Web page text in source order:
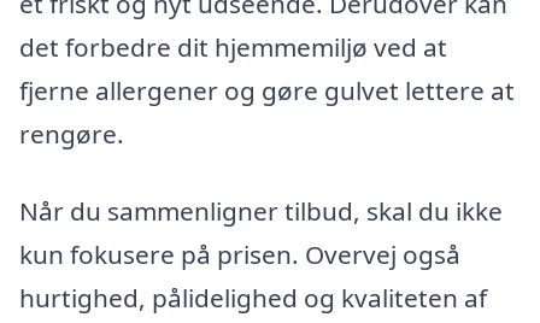
det forbedre dit hjemmemiljø ved at
fjerne allergener og gøre gulvet lettere at
rengøre.
Når du sammenligner tilbud, skal du ikke
kun fokusere på prisen. Overvej også
hurtighed, pålidelighed og kvaliteten af